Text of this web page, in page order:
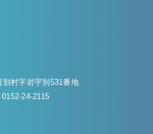
村字岩宇別531番地
24-2115